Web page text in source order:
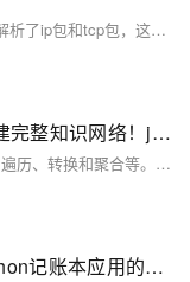
学习tuntap中的tun的使用方法，并使用tun接口解析了ip包和tcp包，这是实现tcp/ip协议栈的第一步。
JS数组操作方法全景图，全网最全构建完整知识网络！js数组操作方法全集（实现筛选转换、随机排序洗牌算法、复杂数据处理统计等情景详解，附大量源码和易错点解析）
这些方法提供了对数组的全面操作，包括搜索、遍历、转换和聚合等。通过分为原地操作方法、非原地操作方法和其他方法便于您理解和记忆，并熟悉他们各自的使用方法与使用范围。详细的案例与进阶使用，方便您理解数组操作的底层原理。链式调用的几个案例，让您玩转数组操作。 只有锻炼思维才能可持续地解决问题，只有思维才是真正值得学习和分享的核心要素。如果这篇博客能给您带来一点帮助，麻烦您点个赞支持一下，还可以收藏起来以备不时之需，有疑问和错误欢迎在评论区指出~
通义灵码AI程序员实战：从零构建Python记账本应用的开发全解析